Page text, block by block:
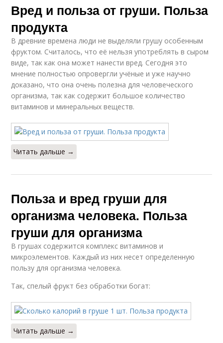
Вред и польза от груши. Польза
продукта
В древние времена люди не выделяли грушу особенным
фруктом. Считалось, что её нельзя употреблять в сыром
виде, так как она может нанести вред. Сегодня это
мнение полностью опровергли учёные и уже научно
доказано, что она очень полезна для человеческого
организма, так как содержит большое количество
витаминов и минеральных веществ.
Читать дальше →
Польза и вред груши для
организма человека. Польза
груши для организма
В грушах содержится комплекс витаминов и
микроэлементов. Каждый из них несет определенную
пользу для организма человека.
Так, спелый фрукт без обработки богат:
Читать дальше →